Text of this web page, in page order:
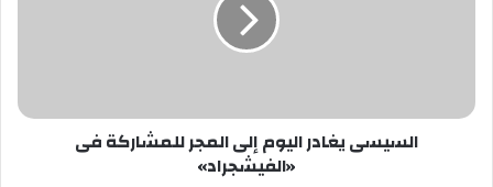
السيسى يغادر اليوم إلى المجر للمشاركة فى
«الفيشجراد»